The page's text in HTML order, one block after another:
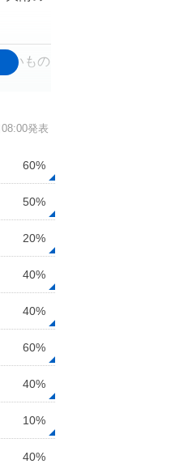
いもの
け
は激
発化 大
前中
て線
て断
発表
60%
50%
20%
40%
40%
60%
40%
10%
40%